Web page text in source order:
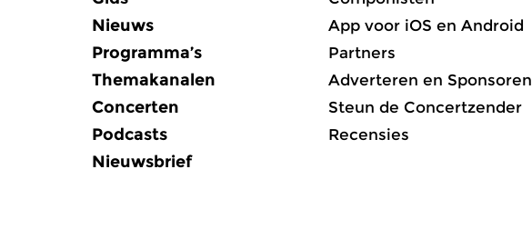
Nieuws
Programma’s
Themakanalen
Concerten
Podcasts
Nieuwsbrief
App voor iOS en Android
Partners
Adverteren en Sponsoren
Steun de Concertzender
Recensies